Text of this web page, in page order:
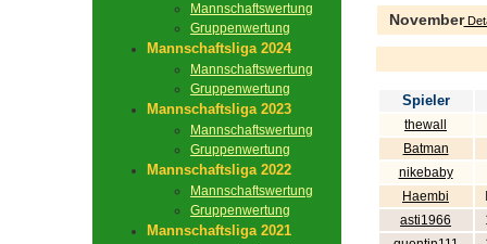
Mannschaftswertung
Gruppenwertung
Mannschaftsliga 2024
Mannschaftswertung
Gruppenwertung
Mannschaftsliga 2023
Mannschaftswertung
Gruppenwertung
Mannschaftsliga 2022
Mannschaftswertung
Gruppenwertung
Mannschaftsliga 2021
November
Spieler
thewall
Batman
nikebaby
Haembi
asti1966